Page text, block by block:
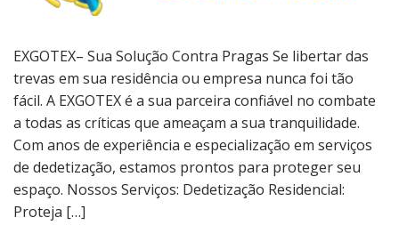
EXGOTEX– Sua Solução Contra Pragas Se libertar das
trevas em sua residência ou empresa nunca foi tão
fácil. A EXGOTEX é a sua parceira confiável no combate
a todas as críticas que ameaçam a sua tranquilidade.
Com anos de experiência e especialização em serviços
de dedetização, estamos prontos para proteger seu
espaço. Nossos Serviços: Dedetização Residencial:
Proteja […]